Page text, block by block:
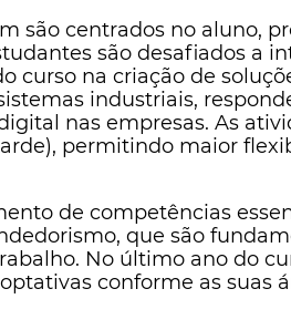
são centrados no aluno,
são desafiados a
curso na criação de
industriais,
nas empresas. As
permitindo maior
de competências
que são
No último ano do
conforme as suas